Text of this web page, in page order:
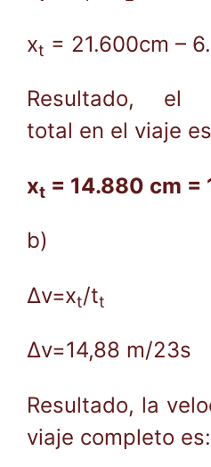
xt = 21.600cm –
Resultado, el
total en el viaje
xt = 14.880 cm =
b)
Δv=xt/tt
Δv=14,88 m/23s
Resultado, la
viaje completo es: